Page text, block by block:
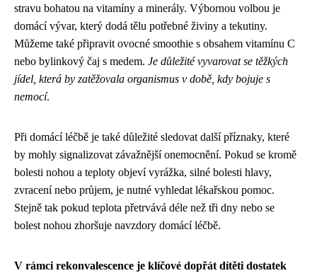
stravu bohatou na vitamíny a minerály. Výbornou volbou je
domácí vývar, který dodá tělu potřebné živiny a tekutiny.
Můžeme také připravit ovocné smoothie s obsahem vitamínu C
nebo bylinkový čaj s medem. Je důležité vyvarovat se těžkých
jídel, která by zatěžovala organismus v době, kdy bojuje s
nemocí.
Při domácí léčbě je také důležité sledovat další příznaky, které
by mohly signalizovat závažnější onemocnění. Pokud se kromě
bolesti nohou a teploty objeví vyrážka, silné bolesti hlavy,
zvracení nebo průjem, je nutné vyhledat lékařskou pomoc.
Stejně tak pokud teplota přetrvává déle než tři dny nebo se
bolest nohou zhoršuje navzdory domácí léčbě.
V rámci rekonvalescence je klíčové dopřát dítěti dostatek